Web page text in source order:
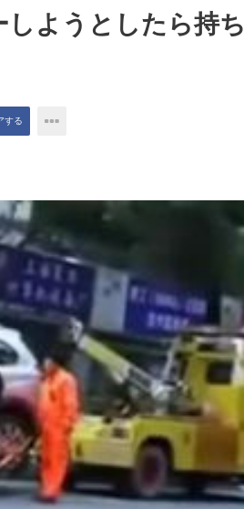
ようとしたら持ち
する